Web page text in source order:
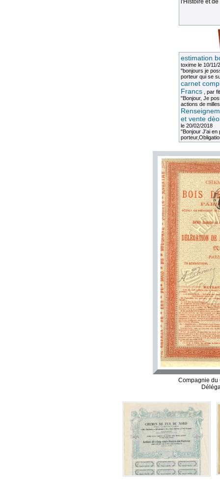
l'Histoire et
estimation
toximele 10/11/
"bonjours je
porteur qui se
carnet
Francs, par
"Bonjour, Je
actions de
et vente
le 20/02/2018
"Bonjour J'ai en
Compagnie du